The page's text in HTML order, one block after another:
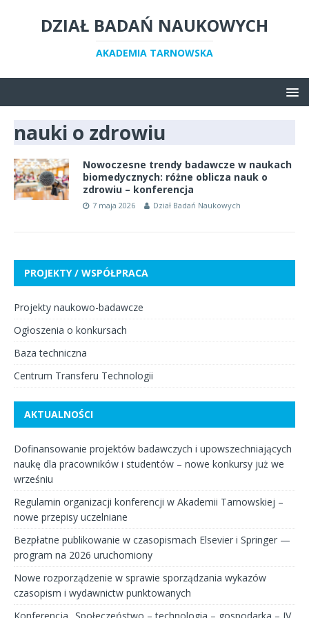
DZIAŁ BADAŃ NAUKOWYCH
AKADEMIA TARNOWSKA
nauki o zdrowiu
Nowoczesne trendy badawcze w naukach
biomedycznych: różne oblicza nauk o
zdrowiu – konferencja
7 maja 2026 Dział Badań Naukowych
PROJEKTY / WSPÓŁPRACA
Projekty naukowo-badawcze
Ogłoszenia o konkursach
Baza techniczna
Centrum Transferu Technologii
AKTUALNOŚCI
Dofinansowanie projektów badawczych i upowszechniających
naukę dla pracowników i studentów – nowe konkursy już we
wrześniu
Regulamin organizacji konferencji w Akademii Tarnowskiej –
nowe przepisy uczelniane
Bezpłatne publikowanie w czasopismach Elsevier i Springer —
program na 2026 uruchomiony
Nowe rozporządzenie w sprawie sporządzania wykazów
czasopism i wydawnictw punktowanych